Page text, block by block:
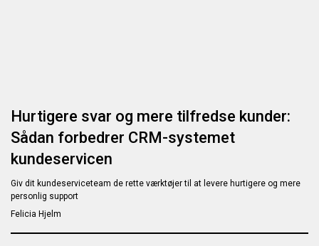
Hurtigere svar og mere tilfredse kunder:
Sådan forbedrer CRM-systemet
kundeservicen
Giv dit kundeserviceteam de rette værktøjer til at levere hurtigere og mere
personlig support
Felicia Hjelm